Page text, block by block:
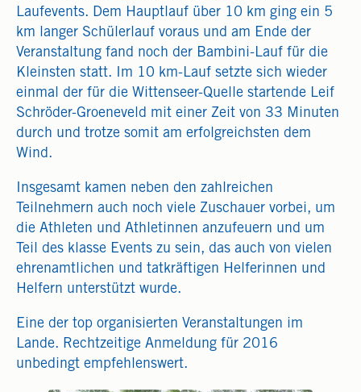
Laufevents. Dem Hauptlauf über 10 km ging ein 5
km langer Schülerlauf voraus und am Ende der
Veranstaltung fand noch der Bambini-Lauf für die
Kleinsten statt. Im 10 km-Lauf setzte sich wieder
einmal der für die Wittenseer-Quelle startende Leif
Schröder-Groeneveld mit einer Zeit von 33 Minuten
durch und trotze somit am erfolgreichsten dem
Wind.
Insgesamt kamen neben den zahlreichen
Teilnehmern auch noch viele Zuschauer vorbei, um
die Athleten und Athletinnen anzufeuern und um
Teil des klasse Events zu sein, das auch von vielen
ehrenamtlichen und tatkräftigen Helferinnen und
Helfern unterstützt wurde.
Eine der top organisierten Veranstaltungen im
Lande. Rechtzeitige Anmeldung für 2016
unbedingt empfehlenswert.